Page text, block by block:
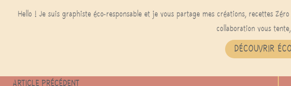
Hello ! Je suis graphiste éco-responsable et je vous partage mes créations, recettes
collaboration vous
DÉCOUVRIR
ARTICLE PRÉCÉDENT